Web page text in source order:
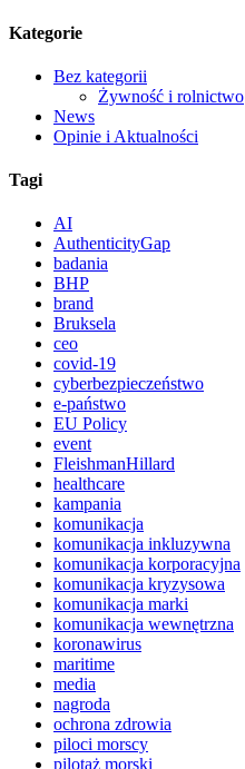
Kategorie
Bez kategorii
Żywność i rolnictwo
News
Opinie i Aktualności
Tagi
AI
AuthenticityGap
badania
BHP
brand
Bruksela
ceo
covid-19
cyberbezpieczeństwo
e-państwo
EU Policy
event
FleishmanHillard
healthcare
kampania
komunikacja
komunikacja inkluzywna
komunikacja korporacyjna
komunikacja kryzysowa
komunikacja marki
komunikacja wewnętrzna
koronawirus
maritime
media
nagroda
ochrona zdrowia
piloci morscy
pilotaż morski